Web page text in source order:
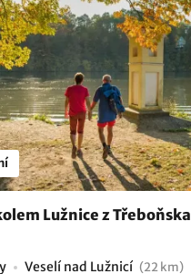
Lužnice z
Veselí nad Lužnicí (22 km)